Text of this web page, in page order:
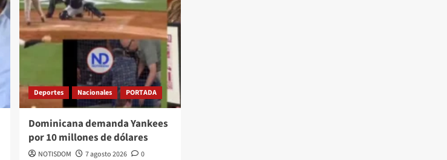
Deportes Nacionales PORTADA
Dominicana demanda Yankees
por 10 millones de dólares
NOTISDOM 7 agosto 2026 0